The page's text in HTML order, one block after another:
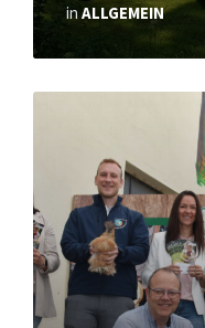
inALLGEMEIN
Read